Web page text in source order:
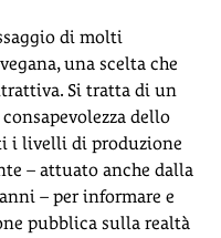
di molti
una scelta che
Si tratta di un
dello
i livelli di produzione
– attuato anche dalla
– per informare e
pubblica sulla realtà